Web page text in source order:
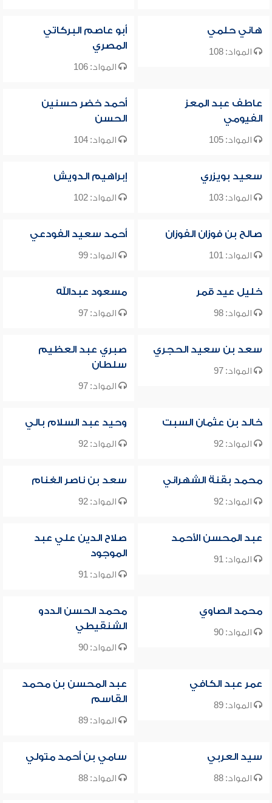
هاني حلمي
المواد: 108
أبو عاصم البركاتي
المصري
المواد: 106
عاطف عبد المعز
الفيومي
المواد: 105
أحمد خضر حسنين
الحسن
المواد: 104
سعيد بويزري
المواد: 103
إبراهيم الدويش
المواد: 102
صالح بن فوزان الفوزان
المواد: 101
أحمد سعيد الفودعي
المواد: 99
خليل عيد قمر
المواد: 98
مسعود عبدالله
المواد: 97
سعد بن سعيد الحجري
المواد: 97
صبري عبد العظيم
سلطان
المواد: 97
خالد بن عثمان السبت
المواد: 92
وحيد عبد السلام بالي
المواد: 92
محمد بقنة الشهراني
المواد: 92
سعد بن ناصر الغنام
المواد: 92
عبد المحسن الأحمد
المواد: 91
صلاح الدين علي عبد
الموجود
المواد: 91
محمد الصاوي
المواد: 90
محمد الحسن الددو
الشنقيطي
المواد: 90
عمر عبد الكافي
المواد: 89
عبد المحسن بن محمد
القاسم
المواد: 89
سيد العربي
المواد: 88
سامي بن أحمد متولي
المواد: 88